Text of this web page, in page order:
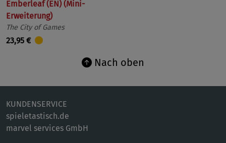
Emberleaf (EN) (Mini-
Erweiterung)
The City of Games
23,95 €
Nach oben
KUNDENSERVICE
spieletastisch.de
marvel services GmbH